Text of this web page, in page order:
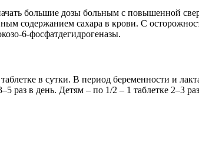
большие дозы больным с повышенной
содержанием сахара в крови. С
6-фосфатдегидрогеназы.
в сутки. В период беременности и
раз в день. Детям – по 1/2 – 1 таблетке 2–3